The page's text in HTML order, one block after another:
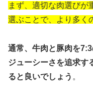
まず、適切な肉選びが
選ぶことで、より多く
通常、牛肉と豚肉を
ジューシーさを追求す
ると良いでしょう 。